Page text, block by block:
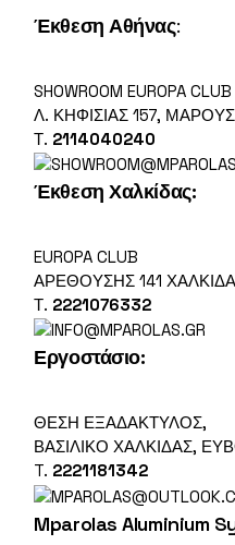
Έκθεση Αθήνας:
SHOWROOM EUROPA CLUB
Λ. ΚΗΦΙΣΊΑΣ 157,
Τ. 2114040240
Έκθεση Χαλκίδας:
EUROPA CLUB
ΑΡΕΘΟΎΣΗΣ 141
Τ. 2221076332
Εργοστάσιο:
ΘΕΣΗ ΕΞΑΔΑΚΤΥΛΟΣ,
ΒΑΣΙΛΙΚΌ ΧΑΛΚΙΔΑΣ,
T. 2221181342
Mparolas Aluminium